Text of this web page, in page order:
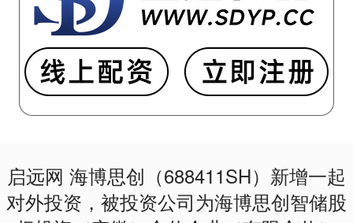
启远网 海博思创（688411SH）新增一起
对外投资，被投资公司为海博思创智储股